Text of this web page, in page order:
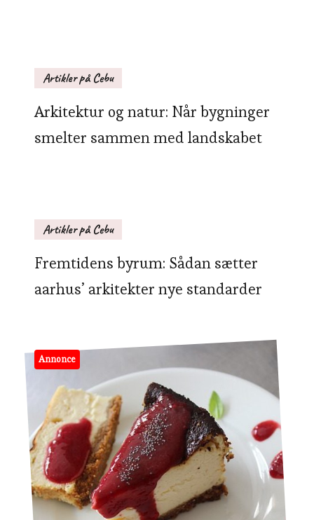
Artikler på Cebu
Arkitektur og natur: Når bygninger
smelter sammen med landskabet
Artikler på Cebu
Fremtidens byrum: Sådan sætter
aarhus’ arkitekter nye standarder
Annonce